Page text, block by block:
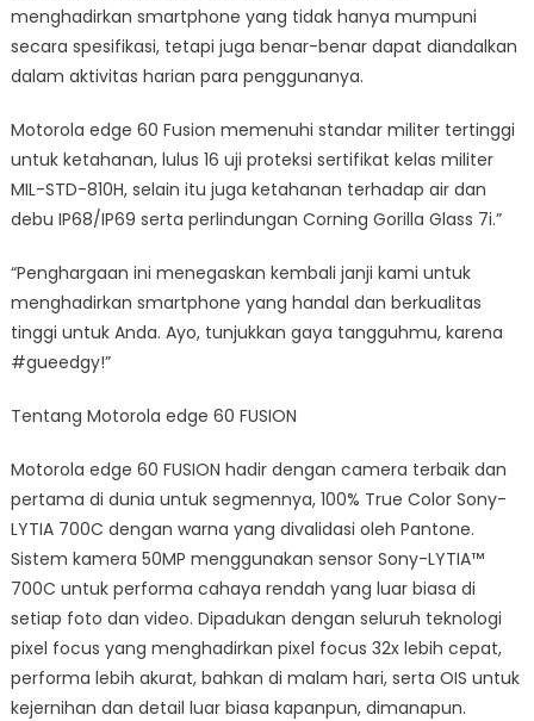
menghadirkan smartphone yang tidak hanya mumpuni
secara spesifikasi, tetapi juga benar-benar dapat diandalkan
dalam aktivitas harian para penggunanya.
Motorola edge 60 Fusion memenuhi standar militer tertinggi
untuk ketahanan, lulus 16 uji proteksi sertifikat kelas militer
MIL-STD-810H, selain itu juga ketahanan terhadap air dan
debu IP68/IP69 serta perlindungan Corning Gorilla Glass 7i.”
“Penghargaan ini menegaskan kembali janji kami untuk
menghadirkan smartphone yang handal dan berkualitas
tinggi untuk Anda. Ayo, tunjukkan gaya tangguhmu, karena
#gueedgy!”
Tentang Motorola edge 60 FUSION
Motorola edge 60 FUSION hadir dengan camera terbaik dan
pertama di dunia untuk segmennya, 100% True Color Sony-
LYTIA 700C dengan warna yang divalidasi oleh Pantone.
Sistem kamera 50MP menggunakan sensor Sony-LYTIA™
700C untuk performa cahaya rendah yang luar biasa di
setiap foto dan video. Dipadukan dengan seluruh teknologi
pixel focus yang menghadirkan pixel focus 32x lebih cepat,
performa lebih akurat, bahkan di malam hari, serta OIS untuk
kejernihan dan detail luar biasa kapanpun, dimanapun.